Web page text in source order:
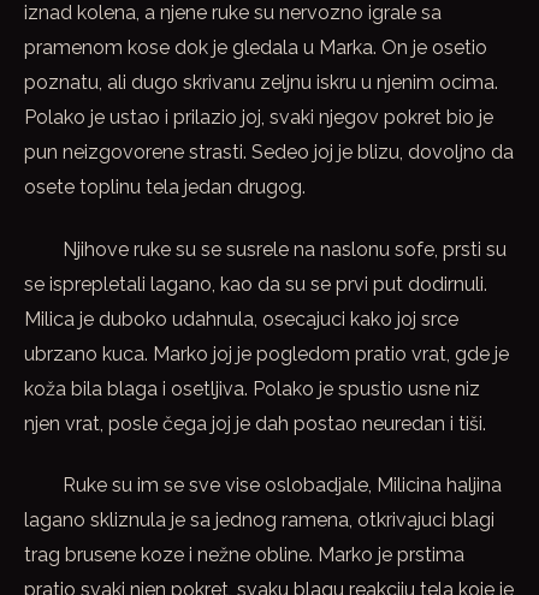
iznad kolena, a njene ruke su nervozno igrale sa
pramenom kose dok je gledala u Marka. On je osetio
poznatu, ali dugo skrivanu zeljnu iskru u njenim ocima.
Polako je ustao i prilazio joj, svaki njegov pokret bio je
pun neizgovorene strasti. Sedeo joj je blizu, dovoljno da
osete toplinu tela jedan drugog.
Njihove ruke su se susrele na naslonu sofe, prsti su
se isprepletali lagano, kao da su se prvi put dodirnuli.
Milica je duboko udahnula, osecajuci kako joj srce
ubrzano kuca. Marko joj je pogledom pratio vrat, gde je
koža bila blaga i osetljiva. Polako je spustio usne niz
njen vrat, posle čega joj je dah postao neuredan i tiši.
Ruke su im se sve vise oslobadjale, Milicina haljina
lagano skliznula je sa jednog ramena, otkrivajuci blagi
trag brusene koze i nežne obline. Marko je prstima
pratio svaki njen pokret, svaku blagu reakciju tela koje je